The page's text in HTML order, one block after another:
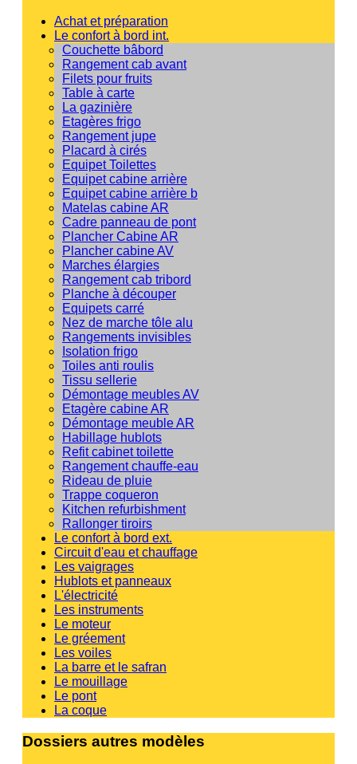
Achat et préparation
Le confort à bord int.
Couchette bâbord
Rangement cab avant
Filets pour fruits
Table à carte
La gazinière
Etagères frigo
Rangement jupe
Placard à cirés
Equipet Toilettes
Equipet cabine arrière
Equipet cabine arrière b
Matelas cabine AR
Cadre panneau de pont
Plancher Cabine AR
Plancher cabine AV
Marches élargies
Rangement cab tribord
Planche à découper
Equipets carré
Nez de marche tôle alu
Rangements invisibles
Isolation frigo
Toiles anti roulis
Tissu sellerie
Démontage meubles AV
Etagère cabine AR
Démontage meuble AR
Habillage hublots
Refit cabinet toilette
Rangement chauffe-eau
Rideau de pluie
Trappe coqueron
Kitchen refurbishment
Rallonger tiroirs
Le confort à bord ext.
Circuit d'eau et chauffage
Les vaigrages
Hublots et panneaux
L'électricité
Les instruments
Le moteur
Le gréement
Les voiles
La barre et le safran
Le mouillage
Le pont
La coque
Dossiers autres modèles